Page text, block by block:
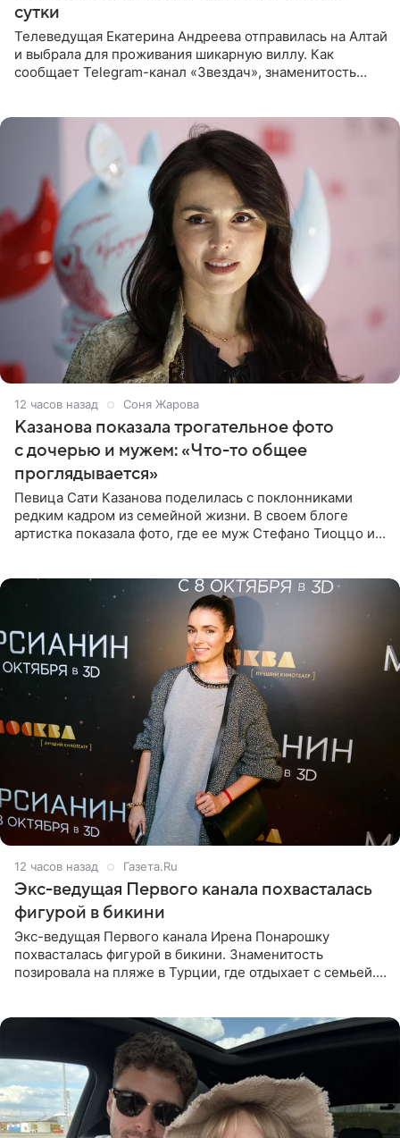
сутки
Телеведущая Екатерина Андреева отправилась на Алтай
и выбрала для проживания шикарную виллу. Как
сообщает Telegram-канал «Звездач», знаменитость
12 часов назад Соня Жарова
Казанова показала трогательное фото
с дочерью и мужем: «Что-то общее
проглядывается»
Певица Сати Казанова поделилась с поклонниками
редким кадром из семейной жизни. В своем блоге
артистка показала фото, где ее муж Стефано Тиоццо и
12 часов назад Газета.Ru
Экс-ведущая Первого канала похвасталась
фигурой в бикини
Экс-ведущая Первого канала Ирена Понарошку
похвасталась фигурой в бикини. Знаменитость
позировала на пляже в Турции, где отдыхает с семьей.